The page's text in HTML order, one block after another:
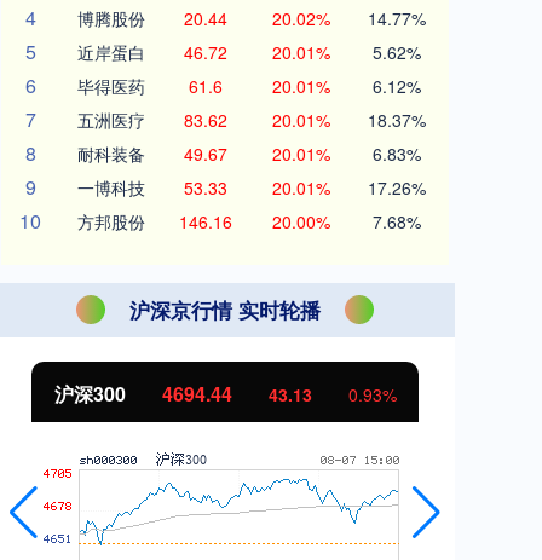
4 博腾股份 20.44 20.02% 14.77%
5 近岸蛋白 46.72 20.01% 5.62%
6 毕得医药 61.6 20.01% 6.12%
7 五洲医疗 83.62 20.01% 18.37%
8 耐科装备 49.67 20.01% 6.83%
9 一博科技 53.33 20.01% 17.26%
10 方邦股份 146.16 20.00% 7.68%
沪深京行情 实时轮播
北证50 1134.24 11.37 1.01%